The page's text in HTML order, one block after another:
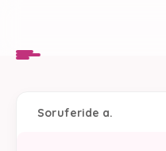
Soruferide a.